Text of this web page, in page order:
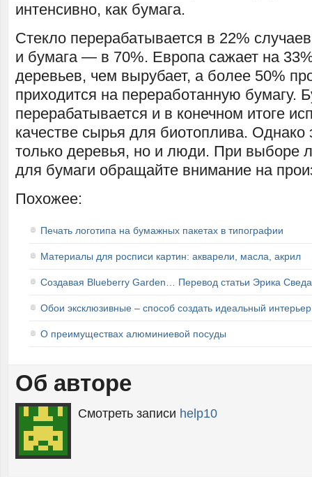
интенсивно, как бумага.
Стекло перерабатывается в 22%
и бумага — в 70%. Европа сажает на
деревьев, чем вырубает, а более 50%
приходится на переработанную бумагу.
перерабатывается и в конечном итоге
качестве сырья для биотоплива. Однако
только деревья, но и люди. При выборе
для бумаги обращайте внимание на
Похожее:
Печать логотипа на бумажных пакетах в типографии
Материалы для росписи картин: акварели, масла, акрил
Создавая Blueberry Garden… Перевод статьи Эрика
Обои эксклюзивные – способ создать идеальный интерьер
О преимуществах алюминиевой посуды
Об авторе
Смотреть записи help10